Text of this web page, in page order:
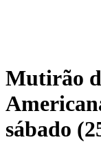
Mutirão
sábado